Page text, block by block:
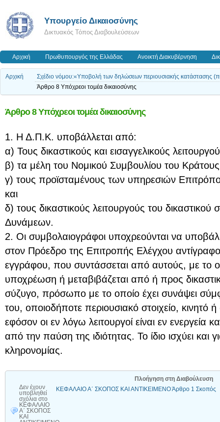
Υπουργείο Δικαιοσύνης
Δικτυακός Τόπος Διαβουλεύσεων
Αρχική Πρωθυπουργός της Ελλάδας Ανοικτή Διακυβέρνηση
Αρχική
Σχέδιο νόμου:«Υποβολή των δηλώσεων περιουσιακής κατάστασης
Άρθρο 8 Υπόχρεοι τομέα δικαιοσύνης
Άρθρο 8 Υπόχρεοι τομέα δικαιοσύνης
1. Η Δ.Π.Κ. υποβάλλεται από:
α) Τους δικαστικούς και εισαγγελικούς
β) τα μέλη του Νομικού Συμβουλίου του
γ) τους προϊσταμένους των υπηρεσιών
και
δ) τους δικαστικούς λειτουργούς του
Δυνάμεων.
2. Οι συμβολαιογράφοι υποχρεούνται να
στον Πρόεδρο της Επιτροπής Ελέγχου
εγγράφου, που συντάσσεται από αυτούς, με το
υποχρέωση ή μεταβιβάζεται από ή προς
σύζυγο, πρόσωπο με το οποίο έχει συνάψει
του, οποιοδήποτε περιουσιακό στοιχείο, κινητό
εφόσον οι εν λόγω λειτουργοί είναι εν ενεργεία
από την παύση της ιδιότητας. Το ίδιο ισχύει και
κληρονομίας.
Πλοήγηση στη Διαβούλευση
Δεν έχουν
υποβληθεί
σχόλια στο
ΚΕΦΑΛΑΙΟ
Α΄ ΣΚΟΠΟΣ
ΚΑΙ
ΚΕΦΑΛΑΙΟ Α΄ ΣΚΟΠΟΣ ΚΑΙ ΑΝΤΙΚΕΙΜΕΝΟ Άρθρο 1 Σκοπός